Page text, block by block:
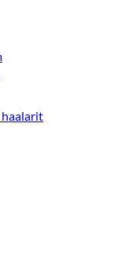
haalarit